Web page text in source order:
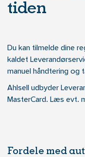
tiden
Du kan tilmelde dine
kaldet
manuel håndtering og
Ahlsell udbyder
MasterCard. Læs evt.
Fordele med